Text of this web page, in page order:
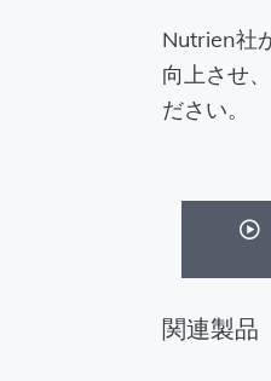
Nutrien社
向上させ
ださい。
関連製品